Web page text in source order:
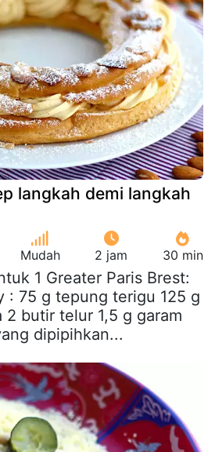
langkah demi langkah
Mudah 2 jam 30 min
1 Greater Paris Brest:
: 75 g tepung terigu 125 g
butir telur 1,5 g garam
dipipihkan...